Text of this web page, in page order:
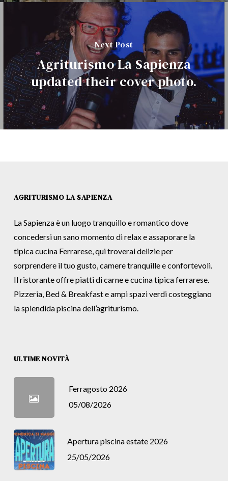
Next Post
Agriturismo La Sapienza
updated their cover photo.
AGRITURISMO LA SAPIENZA
La Sapienza è un luogo tranquillo e romantico dove
concedersi un sano momento di relax e assaporare la
tipica cucina Ferrarese, qui troverai delizie per
sorprendere il tuo gusto, camere tranquille e confortevoli.
Il ristorante offre piatti di carne e cucina tipica ferrarese.
Pizzeria, Bed & Breakfast e ampi spazi verdi costeggiano
la splendida piscina dell’agriturismo.
ULTIME NOVITÀ
Ferragosto 2026
05/08/2026
Apertura piscina estate 2026
25/05/2026